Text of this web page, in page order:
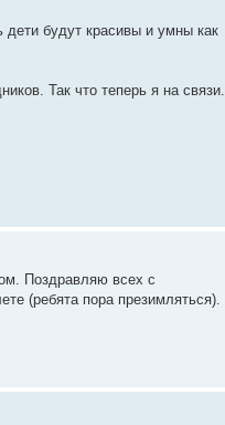
будут красивы и умны как
Так что теперь я на связи.
Поздравляю всех с
(ребята пора презимляться).